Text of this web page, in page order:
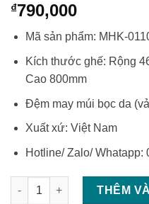
₫790,000
Mã sản phẩm: MHK-
Kích thước ghế: Rộng
Cao 800mm
Đệm may múi bọc da
Xuất xứ: Việt Nam
Hotline/ Zalo/ Whatapp:
Ghế da chân sắt ghế mặt
THÊM